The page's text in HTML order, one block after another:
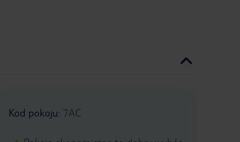
Kod pokoju: 7AC